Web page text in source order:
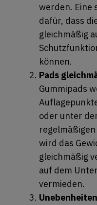
werden. Eine
dafür, dass
gleichmäßig
können.
Pads
Gummipads
oder unter
wird das
gleichmäßig
auf dem
vermieden.